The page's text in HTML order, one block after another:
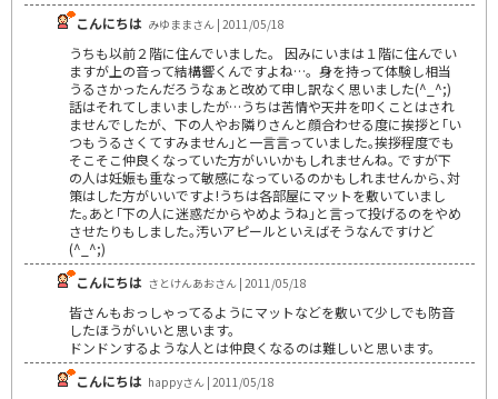
こんにちは みゆままさん | 2011/05/18
うちも以前２階に住んでいました。 因みにいまは１階に住んでい
ますが上の音って結構響くんですよね…。身を持って体験し相当
うるさかったんだろうなぁと改めて申し訳なく思いました(^_^;)
話はそれてしまいましたが…うちは苦情や天井を叩くことはされ
ませんでしたが、下の人やお隣りさんと顔合わせる度に挨拶と｢い
つもうるさくてすみません｣と一言言っていました｡挨拶程度でも
そこそこ仲良くなっていた方がいいかもしれませんね｡ ですが下
の人は妊娠も重なって敏感になっているのかもしれませんから､対
策はした方がいいですよ!うちは各部屋にマットを敷いていまし
た｡あと｢下の人に迷惑だからやめようね｣と言って投げるのをやめ
させたりもしました｡汚いアピールといえばそうなんですけど
(^_^;)
こんにちは さとけんあおさん | 2011/05/18
皆さんもおっしゃってるようにマットなどを敷いて少しでも防音
したほうがいいと思います。
ドンドンするような人とは仲良くなるのは難しいと思います。
こんにちは happyさん | 2011/05/18